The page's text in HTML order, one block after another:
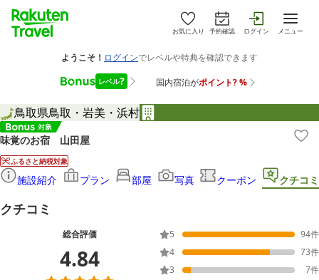
お気に入り 予約確認 ログイン メニュー
鳥取県鳥取・岩美・浜村
味覚のお宿 山田屋
ふるさと納税対象
施設紹介 プラン 部屋 写真 クーポン クチコミ
クチコミ
総合評価
4.84
5 94件
4
73件
3
7件